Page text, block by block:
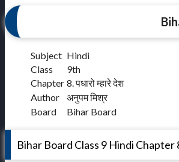
Subject Hindi
Class
9th
Chapter 8. पधारो म्हारे देश
Author
अनुपम मिश्र
Board
Bihar Board
Bihar Board Class 9 Hindi